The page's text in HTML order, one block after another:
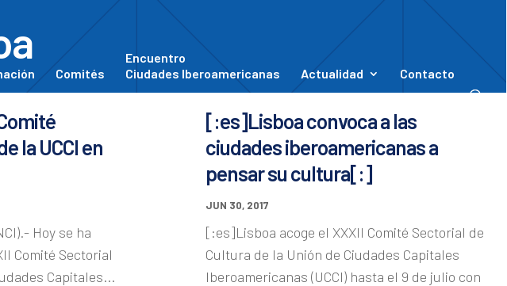
Comités
Encuentro
Ciudades Iberoamericanas
Actualidad Contacto
la UCCI en
Hoy se ha
Comité Sectorial
Capitales...
[:es]Lisboa convoca a las
ciudades iberoamericanas a
pensar su cultura[:]
JUN 30, 2017
[:es]Lisboa acoge el XXXII Comité Sectorial de
Cultura de la Unión de Ciudades Capitales
Iberoamericanas (UCCI) hasta el 9 de julio con